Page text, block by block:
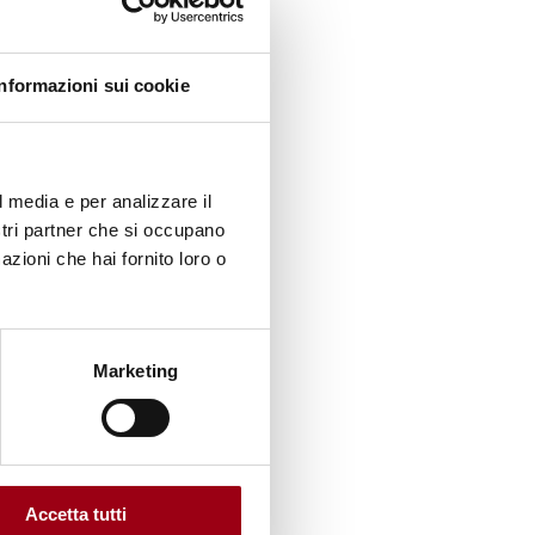
sui cookie
e per analizzare il
partner che si occupano
che hai fornito loro o
Marketing
Accetta tutti
per